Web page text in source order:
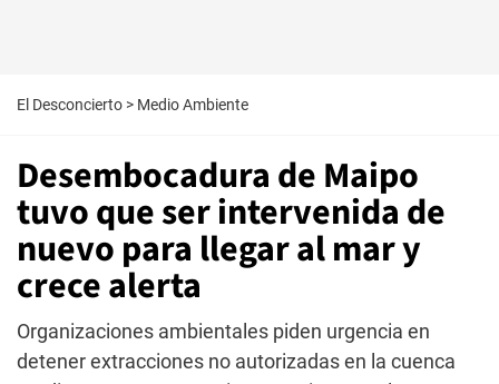
El Desconcierto > Medio Ambiente
Desembocadura de Maipo
tuvo que ser intervenida de
nuevo para llegar al mar y
crece alerta
Organizaciones ambientales piden urgencia en
detener extracciones no autorizadas en la cuenca